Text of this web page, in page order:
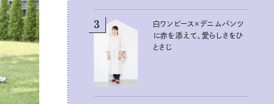
3
白ワンピース×デニムパンツ
に赤を添えて、愛らしさをひ
とさじ
3
白ワンピース×デニムパンツ
に赤を添えて、愛らしさをひ
とさじ